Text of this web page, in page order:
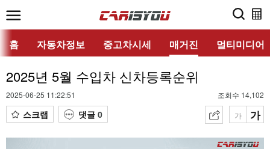
홈 자동차정보 중고차시세 매거진 멀티미디어
2025년 5월 수입차 신차등록순위
2025-06-25 11:22:51 조회수 14,102
스크랩 댓글 0 가 가